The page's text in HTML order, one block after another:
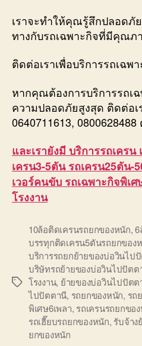
เราจะทำให้คุณรู้สึกปลอดภั
ทางกับรถเฉพาะกิจที่มีคุณภ
ติดต่อเราเพื่อบริการรถเฉพ
หากคุณต้องการบริการรถ
ความปลอดภัยสูงสุด ติดต่อเ
0640711613,
และเรายังมี บริการรถเคร
เครน3-5ตัน รถเครน25ตัน-
เวอร์คนขับ รถเฉพาะกิจพิเ
โรงงาน
Tags
10ล้อติดเครนรถยกของหนัก,
บรรทุกติดเครน5ตันรถยกของ
บริการรถยกย้ายของบ่อวินไป
บริษัทรถย้ายของบ่อวินไปปัตต
โรงงาน, ย้ายของบ่อวินไปปัต
ไปปัตตานี, รถยกของหนัก, รถ
พิเศษ6เพลา, รถเครนรถยกขอ
รถเฮี๊ยบรถยกของหนัก, รับจ้า
ยกของหนัก